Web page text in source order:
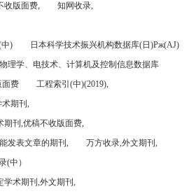
收版面费,
知网收录,
)
日本科学技术振兴机构数据库(日)Pж(AJ)
理学、电技术、计算机及控制信息数据库
面费
工程索引(中)(2019),
期刊,
期刊,优稿不收版面费,
发表文章的期刊,
万方收录,外文期刊,
(中）
学术期刊,外文期刊,